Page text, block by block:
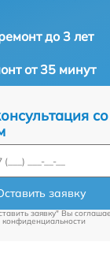
до 3 лет
от 35 минут
со
заявку
заявку" Вы
конфиденциальности